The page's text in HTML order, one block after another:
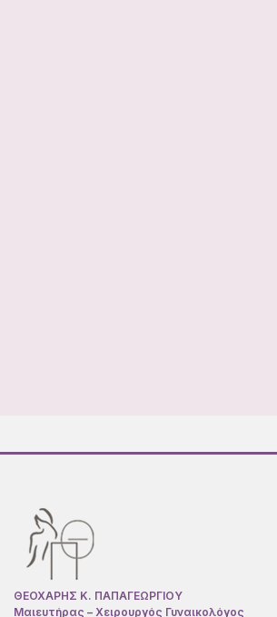
ΘΕΟΧΑΡΗΣ Κ. ΠΑΠΑΓΕΩΡΓΙΟΥ
Μαιευτήρας – Χειρουργός Γυναικολόγος